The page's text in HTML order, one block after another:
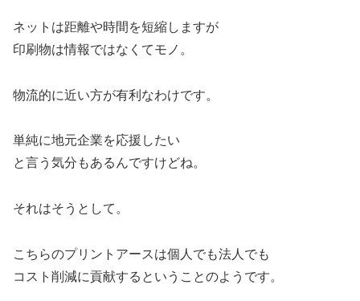
ネットは距離や時間を短縮しますが
印刷物は情報ではなくてモノ。
物流的に近い方が有利なわけです。
単純に地元企業を応援したい
と言う気分もあるんですけどね。
それはそうとして。
こちらのプリントアースは個人でも法人でも
コスト削減に貢献するということのようです。